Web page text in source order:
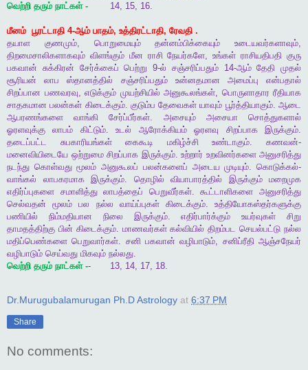
வெற்றி தரும் நாட்கள்- 14, 15, 16.
மீனம் பூரட்டாதி 4-ஆம் பாதம், உத்திரட்டாதி, ரேவதி .
தயாள
குணமும், பொறுமையும் தன்னம்பிக்கையும் உடையவர்களாவும்,
திறமைசாலிகளாகவும் விளங்கும் மீன ராசி நேயர்களே,உங்கள் ராசியதிபதி குரு
பகவான் சுக்கிரன் சேர்க்கைப் பெற்று 9-ல் சஞ்சரிப்பதும்14-ஆம் தேதி முதல்
சூரியன்
லாப ஸ்தானத்தில் சஞ்சரிப்பதும் உன்னதமான அமைப்பு
என்பதால்
சிறப்பான பணவரவு, எடுக்கும் முயற்சியில் அனுகூலங்கள், பொருளாதார ரீதியாக
சாதகமான பலன்கள் கிடைக்கும். குடும்ப தேவைகள் யாவும் பூர்த்தியாகும்.ஆடை
ஆபரணங்களை
வாங்கி சேர்ப்பீர்கள். அசையும் அசையா
சொத்துகளால்
ஓரளவுக்கு
லாபம் கிட்டும்.உடல் ஆரோக்கியம் ஓரளவு சிறப்பாக இருக்கும்.
தடைப்பட்ட
சுபகாரியங்கள் கைகூடி மகிழ்ச்சி உண்டாகும்.கணவன்-
மனைவியிடையே ஒற்றுமை சிறப்பாக இருக்கும். உற்றார் உறவினர்களை அனுசரித்து
நடந்து கொள்வது மூலம் அனுகூலப் பலன்களைப் அடைய முடியும்.கொடுக்கல்-
வாங்கல்
லாபகரமாக இருக்கும். தொழில் வியாபாரத்தில் இருக்கும்
மறைமுக
எதிர்ப்புகளை சமாளித்து லாபத்தைப் பெறுவீர்கள்.கூட்டாளிகளை
அனுசரித்து
செல்வதன்
மூலம் பல நல்ல வாய்ப்புகள் கிடைக்கும்.உத்தியோகஸ்தர்களுக்கு
பணியில்
நிம்மதியான நிலை இருக்கும்.எதிர்பார்க்கும் உயர்வுகள்
சிறு
தாமதத்திற்கு பின் கிடைக்கும். மாணவர்கள் கல்வியில் திறம்பட செயல்பட்டு நல்ல
மதிப்பெண்களை பெறுவார்கள். சனி பகவான் வழிபாடும், சனிப்ரீதி ஆஞ்சநேயர்
வழிபாடும் செய்வது மிகவும் நல்லது.
வெற்றி தரும் நாட்கள்-- 13, 14, 17, 18.
Dr.Murugubalamurugan Ph.D Astrology at 6:37 PM
Share
No comments: